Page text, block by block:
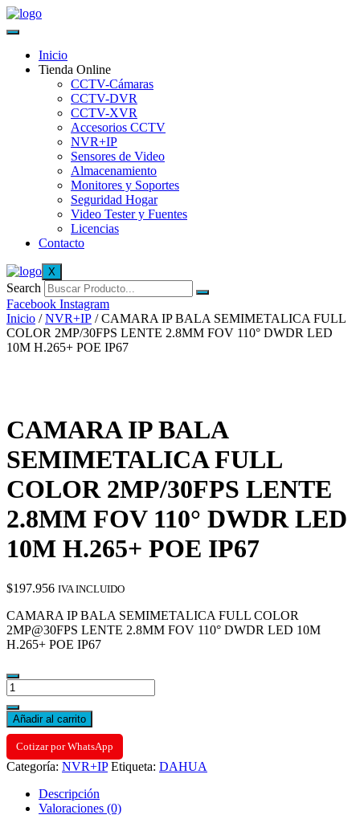
Inicio
Tienda Online
CCTV-Cámaras
CCTV-DVR
CCTV-XVR
Accesorios CCTV
NVR+IP
Sensores de Video
Almacenamiento
Monitores y Soportes
Seguridad Hogar
Video Tester y Fuentes
Licencias
Contacto
X
Search
Facebook Instagram
Inicio /NVR+IP / CAMARA IP BALA SEMIMETALICA FULL
COLOR 2MP/30FPS LENTE 2.8MM FOV 110° DWDR LED
10M H.265+ POE IP67
CAMARA IP BALA
SEMIMETALICA FULL
COLOR 2MP/30FPS LENTE
2.8MM FOV 110° DWDR LED
10M H.265+ POE IP67
$197.956 IVA INCLUIDO
CAMARA IP BALA SEMIMETALICA FULL COLOR
2MP@30FPS LENTE 2.8MM FOV 110° DWDR LED 10M
H.265+ POE IP67
CAMARA
IP
BALA
SEMIMETALICA
FULL
COLOR
2MP/30FPS
LENTE
2.8MM
FOV
Añadir al carrito
Cotizar por WhatsApp
Categoría: NVR+IP Etiqueta: DAHUA
Descripción
Valoraciones (0)